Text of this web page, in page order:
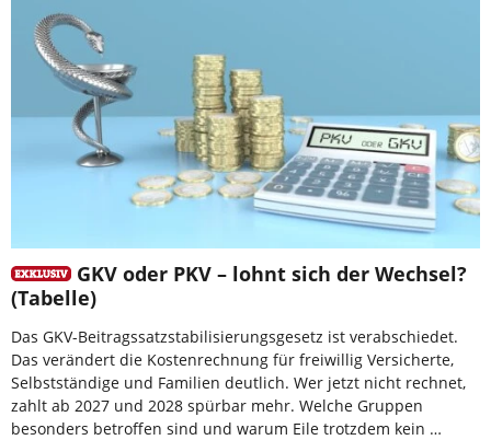
GKV oder PKV – lohnt sich der Wechsel?
(Tabelle)
Das GKV-Beitragssatzstabilisierungsgesetz ist verabschiedet.
Das verändert die Kostenrechnung für freiwillig Versicherte,
Selbstständige und Familien deutlich. Wer jetzt nicht rechnet,
zahlt ab 2027 und 2028 spürbar mehr. Welche Gruppen
besonders betroffen sind und warum Eile trotzdem kein …